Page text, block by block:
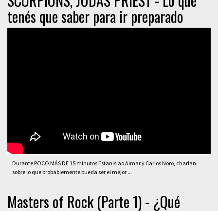
tenés que saber para ir preparado
Durante POCO MÁS DE 15 minutos Estanislao Aimar y Carlos Noro, charlan
sobre lo que probablemente pueda ser el mejor ...
Masters of Rock (Parte 1) - ¿Qué